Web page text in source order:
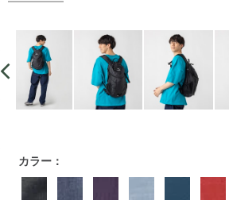
https://www.llbean.co.jp/outdoor/camp-
hiking/backpack/g/P126140.html
カラー：